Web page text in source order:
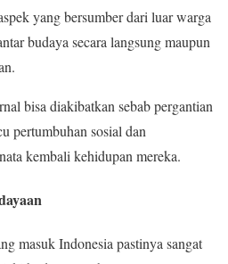
yang bersumber dari luar warga
budaya secara langsung maupun
bisa diakibatkan sebab pergantian
pertumbuhan sosial dan
kembali kehidupan mereka.
masuk Indonesia pastinya sangat